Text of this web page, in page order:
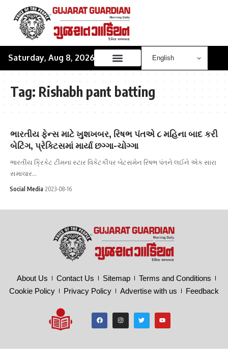
Saturday, Aug 8, 2026
Tag: Rishabh pant batting
ભારતીય ફેન્સ માટે ખુશખબર, રિષભ પંતએ ૮ મહિના બાદ કરી
બેટિંગ, પ્રેક્ટિસમાં માર્યા છગ્ગા-ચોગ્ગા
ભારતીય ક્રિકેટ ટીમના સ્ટાર વિકેટકીપર બેટસમેન રિષભ પંતને લઈને એક સારા
સમાચાર…
Social Media 2023-08-16
About Us Contact Us Sitemap
Terms and Conditions
Cookie Policy
Privacy Policy Advertise with us Feedback